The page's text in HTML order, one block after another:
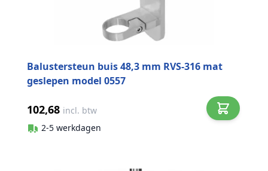
Balustersteun buis 48,3 mm RVS-316 mat
geslepen model 0557
102,68 incl. btw
2-5 werkdagen